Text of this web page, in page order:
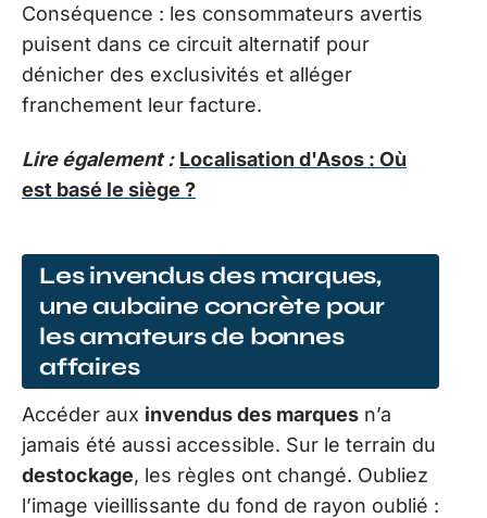
Conséquence : les consommateurs avertis
puisent dans ce circuit alternatif pour
dénicher des exclusivités et alléger
franchement leur facture.
Lire également : Localisation d'Asos : Où
est basé le siège ?
Les invendus des marques,
une aubaine concrète pour
les amateurs de bonnes
affaires
Accéder aux invendus des marques n’a
jamais été aussi accessible. Sur le terrain du
destockage, les règles ont changé. Oubliez
l’image vieillissante du fond de rayon oublié :